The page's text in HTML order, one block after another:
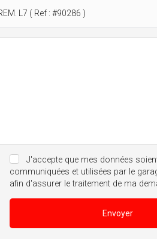
J'accepte que mes données
communiquées et utilisées par le
afin d'assurer le traitement de ma
Envoyer